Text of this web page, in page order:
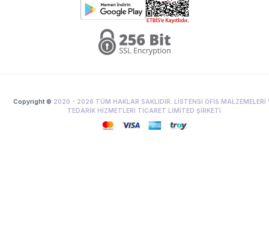
Copyright © 2020 - 2026 TÜM HAKLAR SAKLIDIR. LİSTENSİ OFİS MALZEMELERİ
TEDARİK HİZMETLERİ TİCARET LİMİTED ŞİRKETİ